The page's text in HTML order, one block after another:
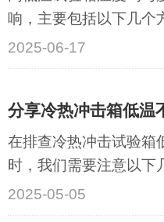
响，主要包括以下几个
密封性：箱门漏气、密
等问题会导致外部空气
摆满了足够多的试验样
热对流，从···
2025-06-17
在排查冷热冲击试验箱
时，我们需要注意以下
检查设备的显示屏和控
报警信息或故障提示。
2025-05-05